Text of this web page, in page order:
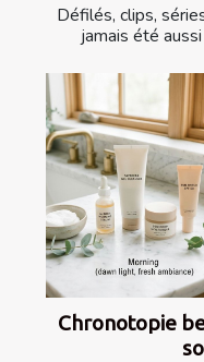
Défilés, clips,
jamais été
Chronotopie